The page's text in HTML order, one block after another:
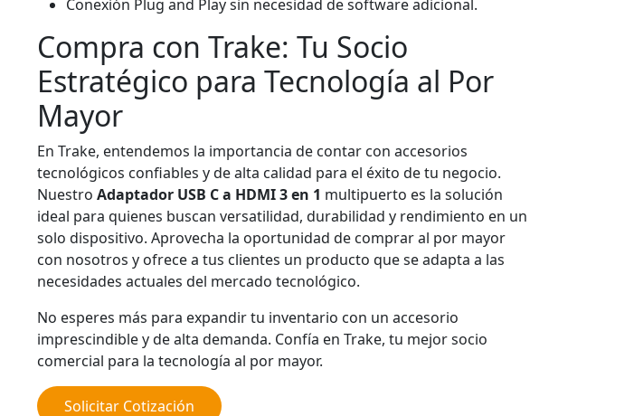
Conexión Plug and Play sin necesidad de software adicional.
Compra con Trake: Tu Socio
Estratégico para Tecnología al Por
Mayor
En Trake, entendemos la importancia de contar con accesorios
tecnológicos confiables y de alta calidad para el éxito de tu negocio.
Nuestro Adaptador USB C a HDMI 3 en 1 multipuerto es la solución
ideal para quienes buscan versatilidad, durabilidad y rendimiento en un
solo dispositivo. Aprovecha la oportunidad de comprar al por mayor
con nosotros y ofrece a tus clientes un producto que se adapta a las
necesidades actuales del mercado tecnológico.
No esperes más para expandir tu inventario con un accesorio
imprescindible y de alta demanda. Confía en Trake, tu mejor socio
comercial para la tecnología al por mayor.
Solicitar Cotización